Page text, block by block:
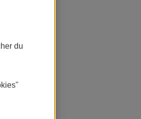
du
"